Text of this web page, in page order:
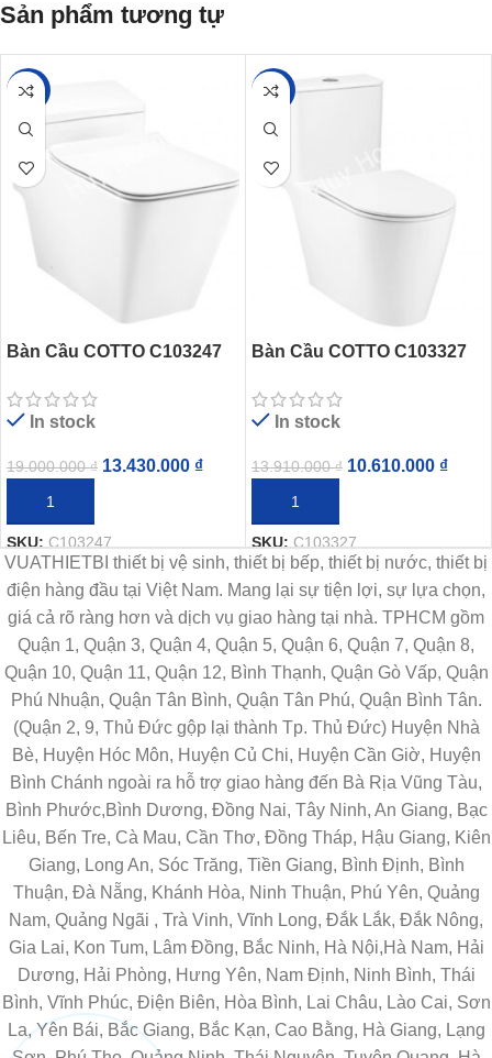
Sản phẩm tương tự
-29%
Bàn Cầu COTTO C103247
In stock
19.000.000₫ 13.430.000 ₫
THÊM VÀO GIỎ HÀNG
SKU:C103247
-24%
Bàn Cầu COTTO C103327
In stock
13.910.000₫ 10.610.000 ₫
THÊM VÀO GIỎ HÀNG
SKU:C103327
VUATHIETBI thiết bị vệ sinh, thiết bị bếp, thiết bị nước, thiết bị
điện hàng đầu tại Việt Nam. Mang lại sự tiện lợi, sự lựa chọn,
giá cả rõ ràng hơn và dịch vụ giao hàng tại nhà. TPHCM gồm
Quận 1, Quận 3, Quận 4, Quận 5, Quận 6, Quận 7, Quận 8,
Quận 10, Quận 11, Quận 12, Bình Thạnh, Quận Gò Vấp, Quận
Phú Nhuận, Quận Tân Bình, Quận Tân Phú, Quận Bình Tân.
(Quận 2, 9, Thủ Đức gộp lại thành Tp. Thủ Đức) Huyện Nhà
Bè, Huyện Hóc Môn, Huyện Củ Chi, Huyện Cần Giờ, Huyện
Bình Chánh ngoài ra hỗ trợ giao hàng đến Bà Rịa Vũng Tàu,
Bình Phước,Bình Dương, Đồng Nai, Tây Ninh, An Giang, Bạc
Liêu, Bến Tre, Cà Mau, Cần Thơ, Đồng Tháp, Hậu Giang, Kiên
Giang, Long An, Sóc Trăng, Tiền Giang, Bình Định, Bình
Thuận, Đà Nẵng, Khánh Hòa, Ninh Thuận, Phú Yên, Quảng
Nam, Quảng Ngãi , Trà Vinh, Vĩnh Long, Đắk Lắk, Đắk Nông,
Gia Lai, Kon Tum, Lâm Đồng, Bắc Ninh, Hà Nội,Hà Nam, Hải
Dương, Hải Phòng, Hưng Yên, Nam Định, Ninh Bình, Thái
Bình, Vĩnh Phúc, Điện Biên, Hòa Bình, Lai Châu, Lào Cai, Sơn
La, Yên Bái, Bắc Giang, Bắc Kạn, Cao Bằng, Hà Giang, Lạng